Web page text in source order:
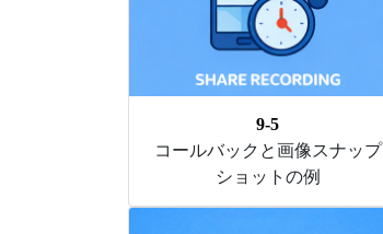
9-5
コールバックと画像スナップ
ショットの例